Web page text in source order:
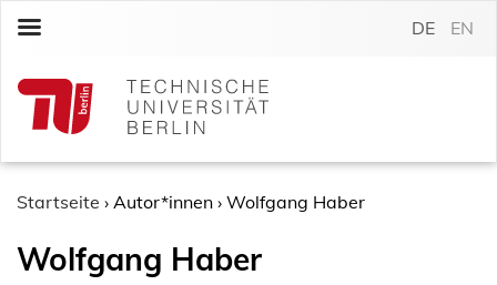
c
DE EN
Startseite › Autor*innen › Wolfgang Haber
Wolfgang Haber